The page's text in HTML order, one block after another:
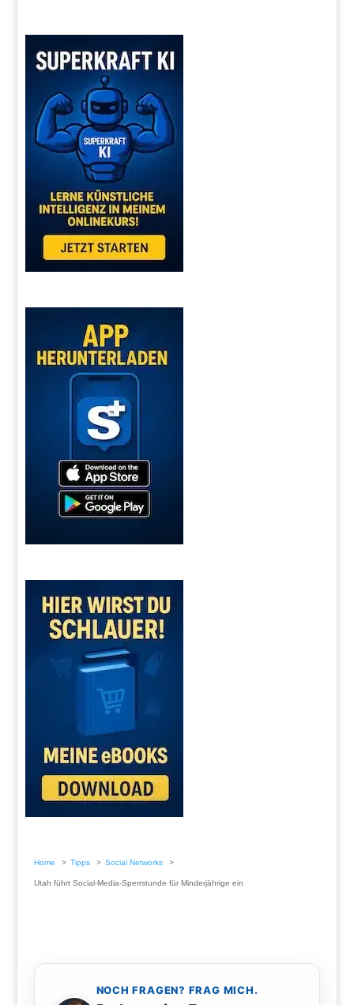
Home Tipps Social Networks
Utah führt Social-Media-Sperrstunde für Minderjährige ein
NOCH FRAGEN? FRAG MICH.